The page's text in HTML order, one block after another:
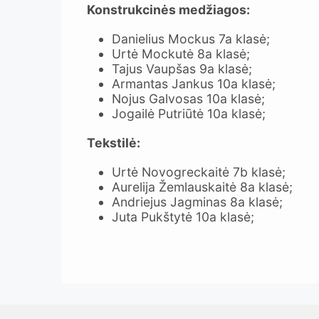
Konstrukcinės medžiagos:
Danielius Mockus 7a klasė;
Urtė Mockutė 8a klasė;
Tajus Vaupšas 9a klasė;
Armantas Jankus 10a klasė;
Nojus Galvosas 10a klasė;
Jogailė Putriūtė 10a klasė;
Tekstilė:
Urtė Novogreckaitė 7b klasė;
Aurelija Žemlauskaitė 8a klasė;
Andriejus Jagminas 8a klasė;
Juta Pukštytė 10a klasė;